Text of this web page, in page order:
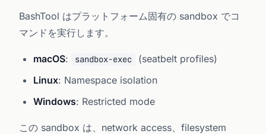
BashTool はプラットフォーム固有の sandbox でコ
マンドを実行します。
macOS: sandbox-exec
(seatbelt profiles)
Linux: Namespace isolation
Windows: Restricted mode
この sandbox は、network access、filesystem